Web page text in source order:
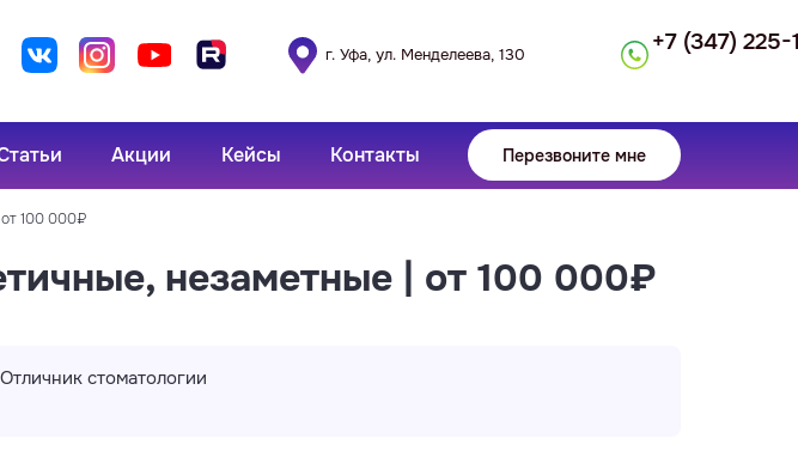
г. Уфа, ул. Менделеева, 130 +7 (347)
Акции Кейсы Контакты Перезвоните мне
100 000₽
незаметные | от 100 000₽
стоматологии